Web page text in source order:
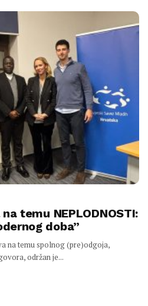
temu NEPLODNOSTI:
doba”
na temu spolnog (pre)odgoja,
održan je...